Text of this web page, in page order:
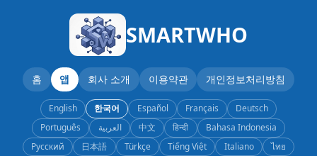
SMARTWHO
홈 앱 회사 소개 이용약관 개인정보처리방침
English 한국어 Español Français
Deutsch
Português
العربية 中文 हिन्दी
Bahasa Indonesia
Русский
日本語 Türkçe Tiếng Việt Italiano ไทย